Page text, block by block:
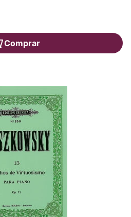
Comprar